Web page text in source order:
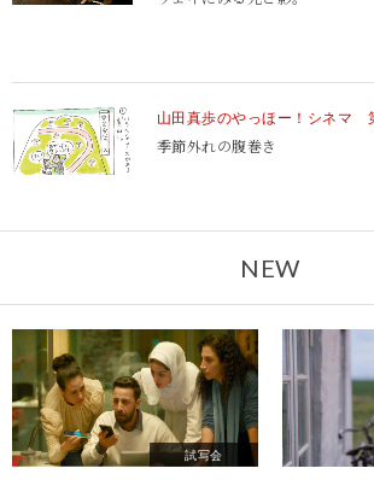
山田真歩のやっほー！シネマ
季節外れの腹巻き
NEW
試写会